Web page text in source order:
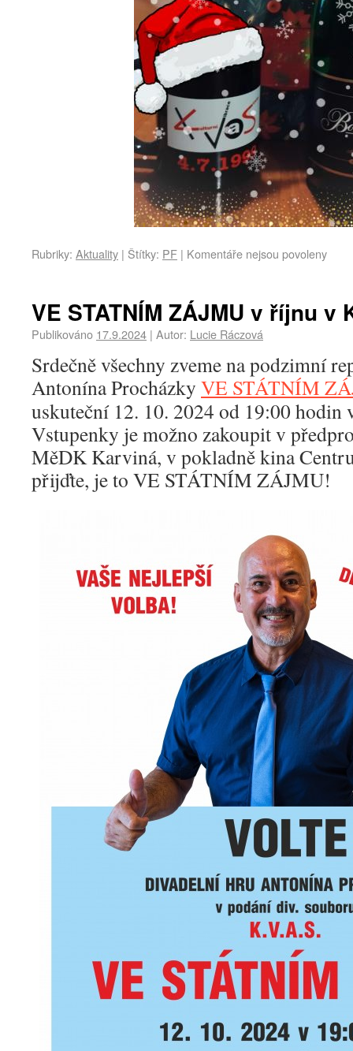
Rubriky: Aktuality | Štítky: PF | Komentáře nejsou povoleny
VE STATNÍM ZÁJMU v říjnu v
Publikováno 17.9.2024 | Autor: Lucie Ráczová
Srdečně všechny zveme na podzimní
Antonína Procházky VE STÁTNÍM
uskuteční 12. 10. 2024 od 19:00 hodin
Vstupenky je možno zakoupit v
MěDK Karviná, v pokladně kina
přijďte, je to VE STÁTNÍM ZÁJMU!